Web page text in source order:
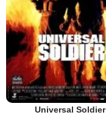
Universal Soldier